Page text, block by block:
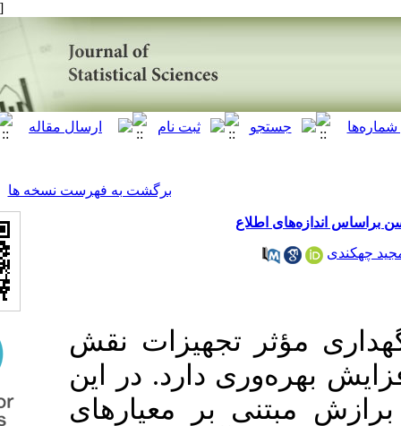
برگشت به فهرست نسخه ها
اطلاع
تجهیزات نقش
دارد. در این
بر معیارهای